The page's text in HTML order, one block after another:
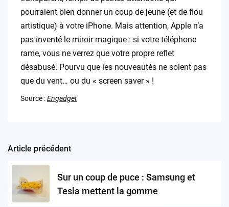
pourraient bien donner un coup de jeune (et de flou
artistique) à votre iPhone. Mais attention, Apple n’a
pas inventé le miroir magique : si votre téléphone
rame, vous ne verrez que votre propre reflet
désabusé. Pourvu que les nouveautés ne soient pas
que du vent… ou du « screen saver » !
Source :Engadget
Post
navigation
Article précédent
Sur un coup de puce : Samsung et
Tesla mettent la gomme